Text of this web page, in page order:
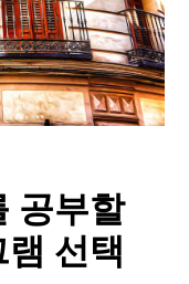
공부할
선택